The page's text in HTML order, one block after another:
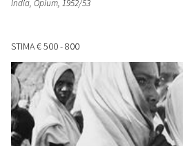
India, Opium, 1952/53
STIMA€ 500 - 800